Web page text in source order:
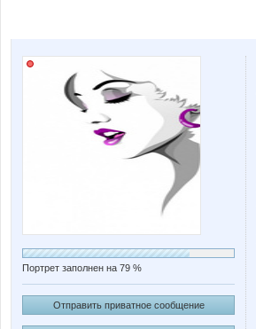
Портрет заполнен на 79 %
Отправить приватное сообщение